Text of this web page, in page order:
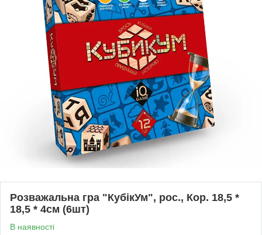
Розважальна гра "КубікУм", рос., Кор. 18,5 *
18,5 * 4см (6шт)
В наявності